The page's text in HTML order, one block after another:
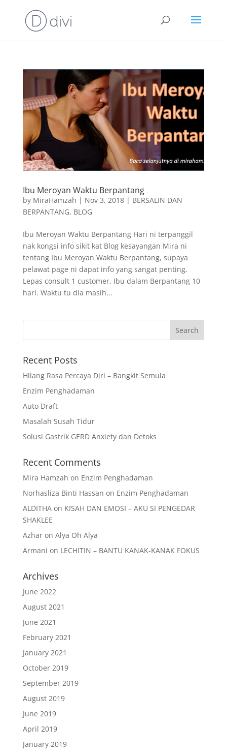
Ibu Meroyan Waktu Berpantang
by MiraHamzah | Nov 3, 2018| BERSALIN DAN
BERPANTANG, BLOG
Ibu Meroyan Waktu Berpantang Hari ni terpanggil
nak kongsi info sikit kat Blog kesayangan Mira ni
tentang Ibu Meroyan Waktu Berpantang, supaya
pelawat page ni dapat info yang sangat penting.
Lepas consult 1 customer, Ibu dalam Berpantang 10
hari. Waktu tu dia masih...
Recent Posts
Hilang Rasa Percaya Diri – Bangkit Semula
Enzim Penghadaman
Auto Draft
Masalah Susah Tidur
Solusi Gastrik GERD Anxiety dan Detoks
Recent Comments
Mira Hamzah on Enzim Penghadaman
Norhasliza Binti Hassan on Enzim Penghadaman
ALDITHAon KISAH DAN EMOSI – AKU SI PENGEDAR
SHAKLEE
Azharon Alya Oh Alya
Armani on LECHITIN – BANTU KANAK-KANAK FOKUS
Archives
June 2022
August 2021
June 2021
February 2021
January 2021
October 2019
September 2019
August 2019
June 2019
April 2019
January 2019